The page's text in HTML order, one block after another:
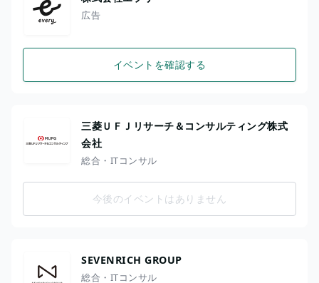
広告
イベントを確認する
三菱ＵＦＪリサーチ＆コンサルティング株式
会社
総合・ITコンサル
今後のイベントはありません
SEVENRICH GROUP
総合・ITコンサル